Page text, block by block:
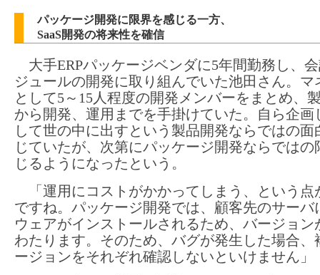
パッケージ開発に限界を感じる一方、
SaaS開発の将来性を確信
大手ERPパッケージベンダに5年間勤務し、
ジュールの開発に取り組んでいた池田さん。マ
として5～15人程度の開発メンバーをまとめ、
から開発、運用までを手掛けていた。自ら企画
して世の中に出すという製品開発ならではの面
じていたが、次第にパッケージ開発ならではの
じるようになったという。
「運用にコストがかかってしまう、という点
ですね。パッケージ開発では、顧客先のサーバ
ウェアがインストールされるため、バージョン
わたります。そのため、バグが発生した場合、
ージョンをそれぞれ確認しないといけません」